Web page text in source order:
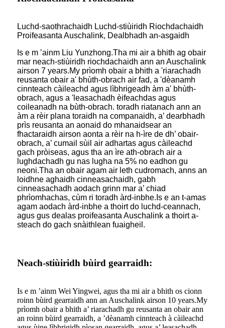
Luchd-saothrachaidh Luchd-stiùiridh Riochdachaidh
Proifeasanta Auschalink, Dealbhadh an-asgaidh
Is e m ’ainm Liu Yunzhong.Tha mi air a bhith ag obair
mar neach-stiùiridh riochdachaidh ann an Auschalink
airson 7 years.My prìomh obair a bhith a 'riarachadh
reusanta obair a' bhùth-obrach air fad, a 'dèanamh
cinnteach càileachd agus lìbhrigeadh àm a' bhùth-
obrach, agus a 'leasachadh èifeachdas agus
coileanadh na bùth-obrach. toradh riatanach ann an
àm a rèir plana toraidh na companaidh, a’ dearbhadh
prìs reusanta an aonaid do mhanaidsear an
fhactaraidh airson aonta a rèir na h-ìre de dh’ obair-
obrach, a’ cumail sùil air adhartas agus càileachd
gach pròiseas, agus tha an ìre ath-obrach air a
lughdachadh gu nas lugha na 5% no eadhon gu
neoni.Tha an obair agam air leth cudromach, anns an
loidhne aghaidh cinneasachaidh, gabh
cinneasachadh aodach grinn mar a’ chiad
phrìomhachas, cùm ri toradh àrd-inbhe.Is e an t-amas
agam aodach àrd-inbhe a thoirt do luchd-ceannach,
agus gus dealas proifeasanta Auschalink a thoirt a-
steach do gach snàithlean fuaigheil.
Neach-stiùiridh bùird gearraidh:
Is e m ’ainm Wei Yingwei, agus tha mi air a bhith os cionn
roinn bùird gearraidh ann an Auschalink airson 10 years.My
prìomh obair a bhith a’ riarachadh gu reusanta an obair ann
an roinn bùird gearraidh, a ’dèanamh cinnteach à càileachd